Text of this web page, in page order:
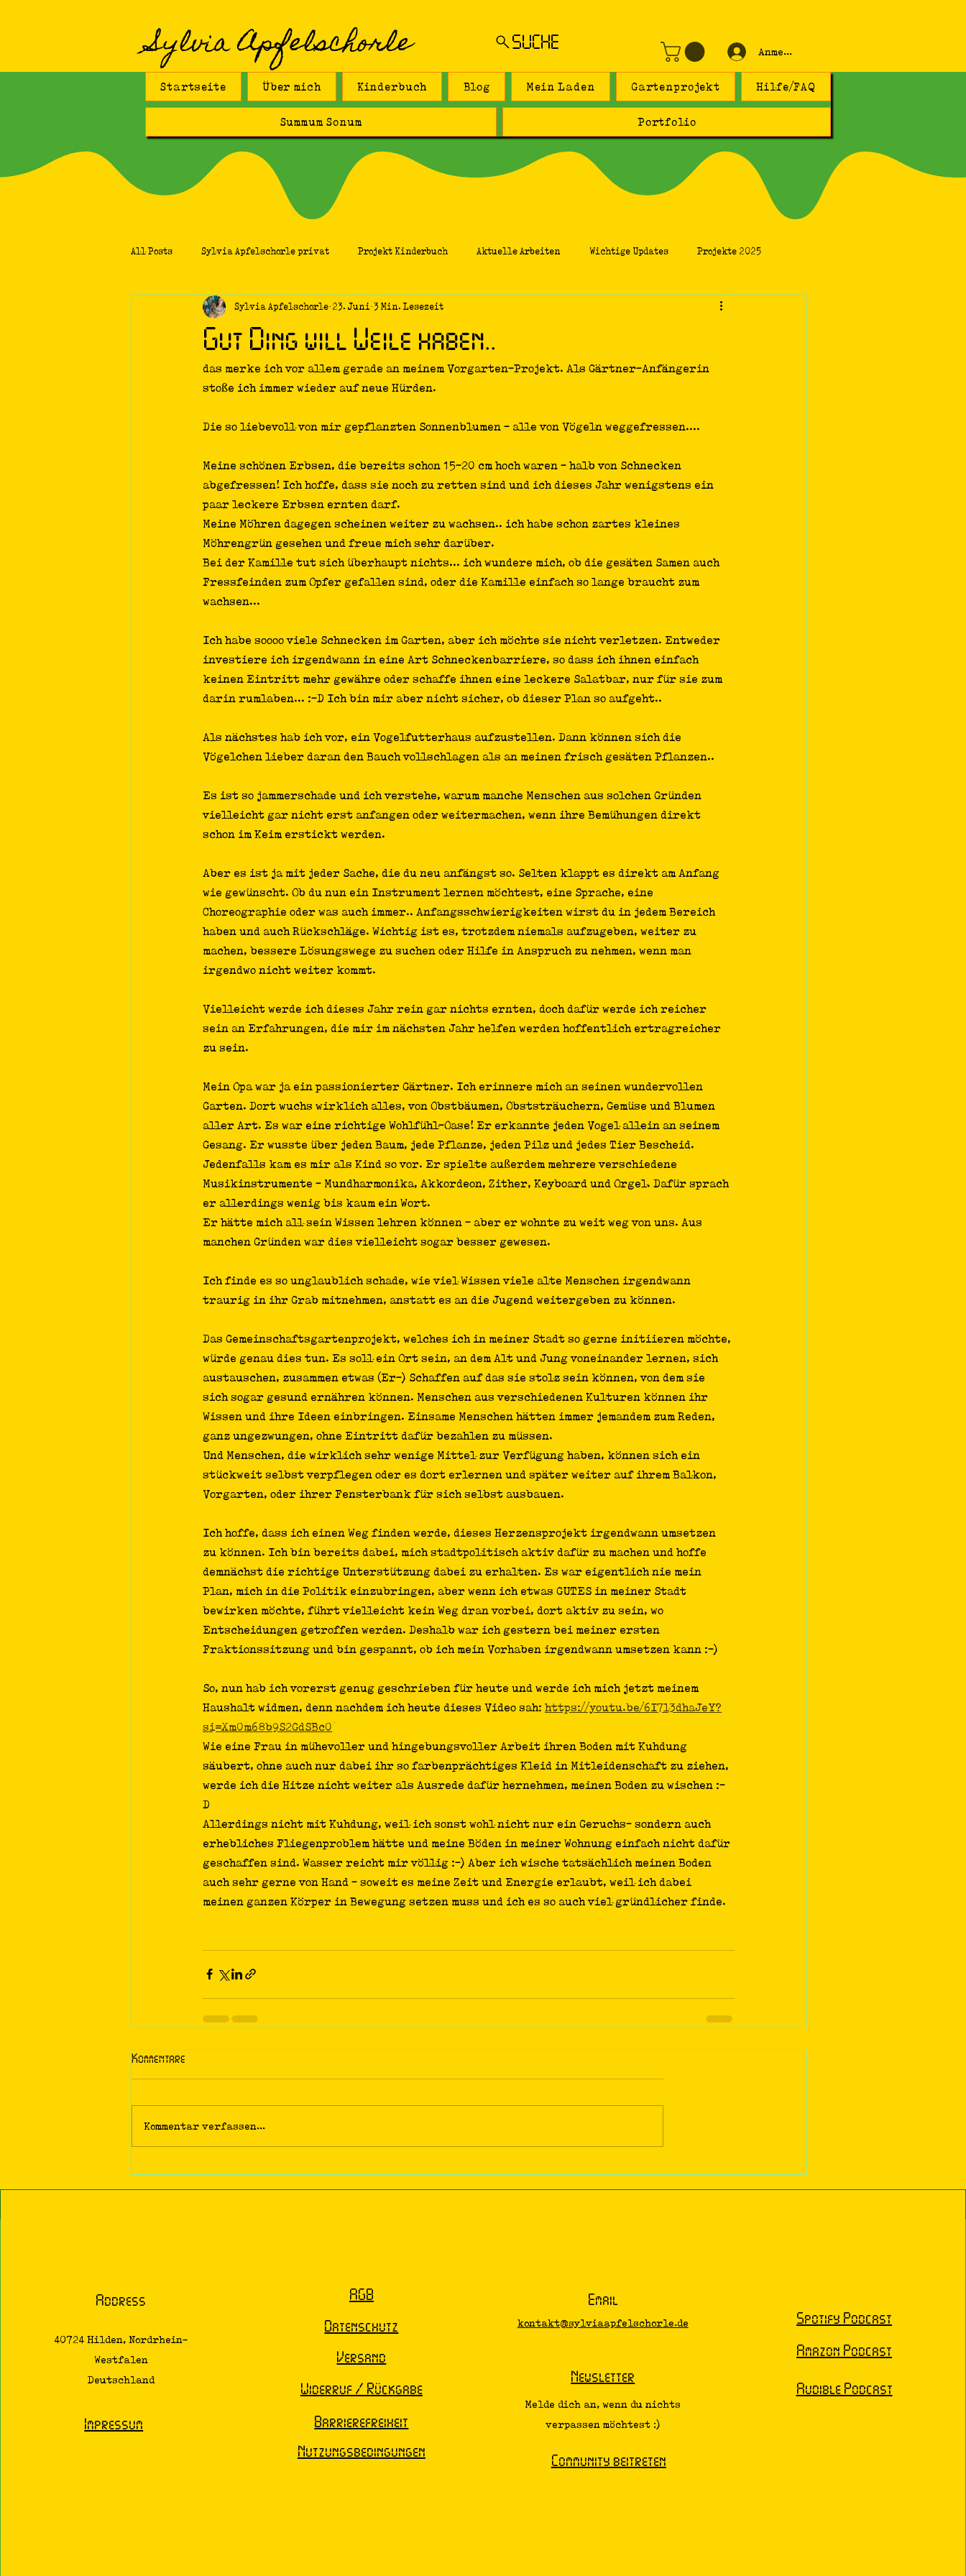
Sylvia Apfelschorle SUCHE Anmelden
All Posts Sylvia Apfelschorle privat Projekt Kinderbuch Aktuelle Arbeiten Wichtige Updates Projekte 2025
Fliesenkunst Universum Weiblichkeit Mond
Theaterprojekt Podcasts Philosophie
Gut Ding will Weile haben..
Sylvia Apfelschorle 23. Juni 3 Min. Lesezeit
das merke ich vor allem gerade an meinem Vorgarten-Projekt. Als Gärtner-Anfängerin
stoße ich immer wieder auf neue Hürden.
Die so liebevoll von mir gepflanzten Sonnenblumen - alle von Vögeln weggefressen....
Meine schönen Erbsen, die bereits schon 15-20 cm hoch waren - halb von Schnecken
abgefressen! Ich hoffe, dass sie noch zu retten sind und ich dieses Jahr wenigstens ein
paar leckere Erbsen ernten darf.
Meine Möhren dagegen scheinen weiter zu wachsen.. ich habe schon zartes kleines
Möhrengrün gesehen und freue mich sehr darüber.
Bei der Kamille tut sich überhaupt nichts... ich wundere mich, ob die gesäten Samen auch
Fressfeinden zum Opfer gefallen sind, oder die Kamille einfach so lange braucht zum
wachsen...
Ich habe soooo viele Schnecken im Garten, aber ich möchte sie nicht verletzen. Entweder
investiere ich irgendwann in eine Art Schneckenbarriere, so dass ich ihnen einfach
keinen Eintritt mehr gewähre oder schaffe ihnen eine leckere Salatbar, nur für sie zum
darin rumlaben... :-D Ich bin mir aber nicht sicher, ob dieser Plan so aufgeht..
Als nächstes hab ich vor, ein Vogelfutterhaus aufzustellen. Dann können sich die
Vögelchen lieber daran den Bauch vollschlagen als an meinen frisch gesäten Pflanzen..
Es ist so jammerschade und ich verstehe, warum manche Menschen aus solchen Gründen
vielleicht gar nicht erst anfangen oder weitermachen, wenn ihre Bemühungen direkt
schon im Keim erstickt werden.
Aber es ist ja mit jeder Sache, die du neu anfängst so. Selten klappt es direkt am Anfang
wie gewünscht. Ob du nun ein Instrument lernen möchtest, eine Sprache, eine
Choreographie oder was auch immer.. Anfangsschwierigkeiten wirst du in jedem Bereich
haben und auch Rückschläge. Wichtig ist es, trotzdem niemals aufzugeben, weiter zu
machen, bessere Lösungswege zu suchen oder Hilfe in Anspruch zu nehmen, wenn man
irgendwo nicht weiter kommt.
Vielleicht werde ich dieses Jahr rein gar nichts ernten, doch dafür werde ich reicher
sein an Erfahrungen, die mir im nächsten Jahr helfen werden hoffentlich ertragreicher
zu sein.
Mein Opa war ja ein passionierter Gärtner. Ich erinnere mich an seinen wundervollen
Garten. Dort wuchs wirklich alles, von Obstbäumen, Obststräuchern, Gemüse und Blumen
aller Art. Es war eine richtige Wohlfühl-Oase! Er erkannte jeden Vogel allein an seinem
Gesang. Er wusste über jeden Baum, jede Pflanze, jeden Pilz und jedes Tier Bescheid.
Jedenfalls kam es mir als Kind so vor. Er spielte außerdem mehrere verschiedene
Musikinstrumente - Mundharmonika, Akkordeon, Zither, Keyboard und Orgel. Dafür sprach
er allerdings wenig bis kaum ein Wort.
Er hätte mich all sein Wissen lehren können - aber er wohnte zu weit weg von uns. Aus
manchen Gründen war dies vielleicht sogar besser gewesen.
Ich finde es so unglaublich schade, wie viel Wissen viele alte Menschen irgendwann
traurig in ihr Grab mitnehmen, anstatt es an die Jugend weitergeben zu können.
Das Gemeinschaftsgartenprojekt, welches ich in meiner Stadt so gerne initiieren möchte,
würde genau dies tun. Es soll ein Ort sein, an dem Alt und Jung voneinander lernen, sich
austauschen, zusammen etwas (Er-) Schaffen auf das sie stolz sein können, von dem sie
sich sogar gesund ernähren können. Menschen aus verschiedenen Kulturen können ihr
Wissen und ihre Ideen einbringen. Einsame Menschen hätten immer jemandem zum Reden,
ganz ungezwungen, ohne Eintritt dafür bezahlen zu müssen.
Und Menschen, die wirklich sehr wenige Mittel zur Verfügung haben, können sich ein
stückweit selbst verpflegen oder es dort erlernen und später weiter auf ihrem Balkon,
Vorgarten, oder ihrer Fensterbank für sich selbst ausbauen.
Ich hoffe, dass ich einen Weg finden werde, dieses Herzensprojekt irgendwann umsetzen
zu können. Ich bin bereits dabei, mich stadtpolitisch aktiv dafür zu machen und hoffe
demnächst die richtige Unterstützung dabei zu erhalten. Es war eigentlich nie mein
Plan, mich in die Politik einzubringen, aber wenn ich etwas GUTES in meiner Stadt
bewirken möchte, führt vielleicht kein Weg dran vorbei, dort aktiv zu sein, wo
Entscheidungen getroffen werden. Deshalb war ich gestern bei meiner ersten
Fraktionssitzung und bin gespannt, ob ich mein Vorhaben irgendwann umsetzen kann :-)
So, nun hab ich vorerst genug geschrieben für heute und werde ich mich jetzt meinem
Haushalt widmen, denn nachdem ich heute dieses Video sah: https://youtu.be/6I7l3dhaJeY?
si=Xm0m68b9S2GdSBc0
Wie eine Frau in mühevoller und hingebungsvoller Arbeit ihren Boden mit Kuhdung
säubert, ohne auch nur dabei ihr so farbenprächtiges Kleid in Mitleidenschaft zu ziehen,
werde ich die Hitze nicht weiter als Ausrede dafür hernehmen, meinen Boden zu wischen :-
D
Allerdings nicht mit Kuhdung, weil ich sonst wohl nicht nur ein Geruchs- sondern auch
erhebliches Fliegenproblem hätte und meine Böden in meiner Wohnung einfach nicht dafür
geschaffen sind. Wasser reicht mir völlig :-) Aber ich wische tatsächlich meinen Boden
auch sehr gerne von Hand - soweit es meine Zeit und Energie erlaubt, weil ich dabei
meinen ganzen Körper in Bewegung setzen muss und ich es so auch viel gründlicher finde.
Kommentare
Kommentar verfassen...
Startseite Über mich Kinderbuch Blog Mein Laden Gartenprojekt Hilfe/FAQ
Summum Sonum Portfolio
Address
40724 Hilden, Nordrhein-
Westfalen
Deutschland
Impressum
AGB
Datenschutz
Versand
Widerruf / Rückgabe
Barrierefreiheit
Nutzungsbedingungen
Email
kontakt@sylviaapfelschorle.de
Newsletter
Melde dich an, wenn du nichts
verpassen möchtest :)
Community beitreten
Spotify Podcast
Amazon Podcast
Audible Podcast